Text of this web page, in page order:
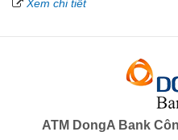
Xem chi tiết
ATM DongA Bank